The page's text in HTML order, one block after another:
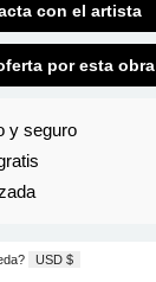
con el artista
por esta obra
y seguro
USD $